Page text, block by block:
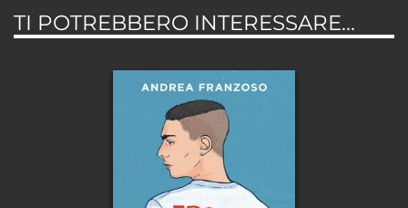
TI POTREBBERO INTERESSARE...